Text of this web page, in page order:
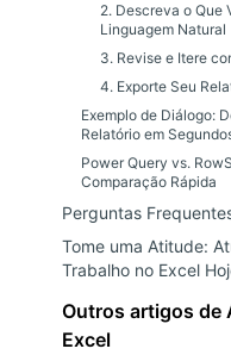
2. Descreva o Que
Linguagem Natural
3. Revise e Itere
4. Exporte Seu
Exemplo de Diálogo:
Relatório em
Power Query vs.
Comparação Rápida
Perguntas
Tome uma Atitude:
Trabalho no Excel
Outros artigos de
Excel